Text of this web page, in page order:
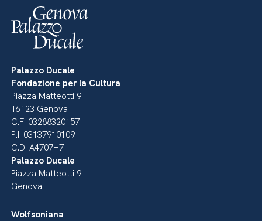
Palazzo Ducale
Fondazione per la Cultura
Piazza Matteotti 9
16123 Genova
C.F. 03288320157
P.I. 03137910109
C.D. A4707H7
Palazzo Ducale
Piazza Matteotti 9
Genova
Wolfsoniana